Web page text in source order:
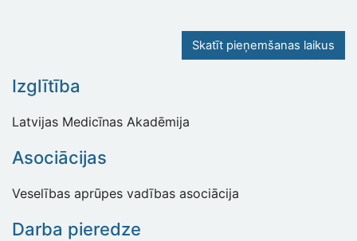
Skatīt pieņemšanas laikus
Izglītība
Latvijas Medicīnas Akadēmija
Asociācijas
Veselības aprūpes vadības asociācija
Darba pieredze